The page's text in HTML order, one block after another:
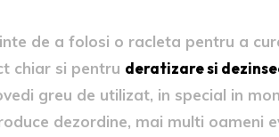
de a folosi o racleta pentru a
chiar si pentru deratizaresi
greu de utilizat, in special in
dezordine, mai multi oameni